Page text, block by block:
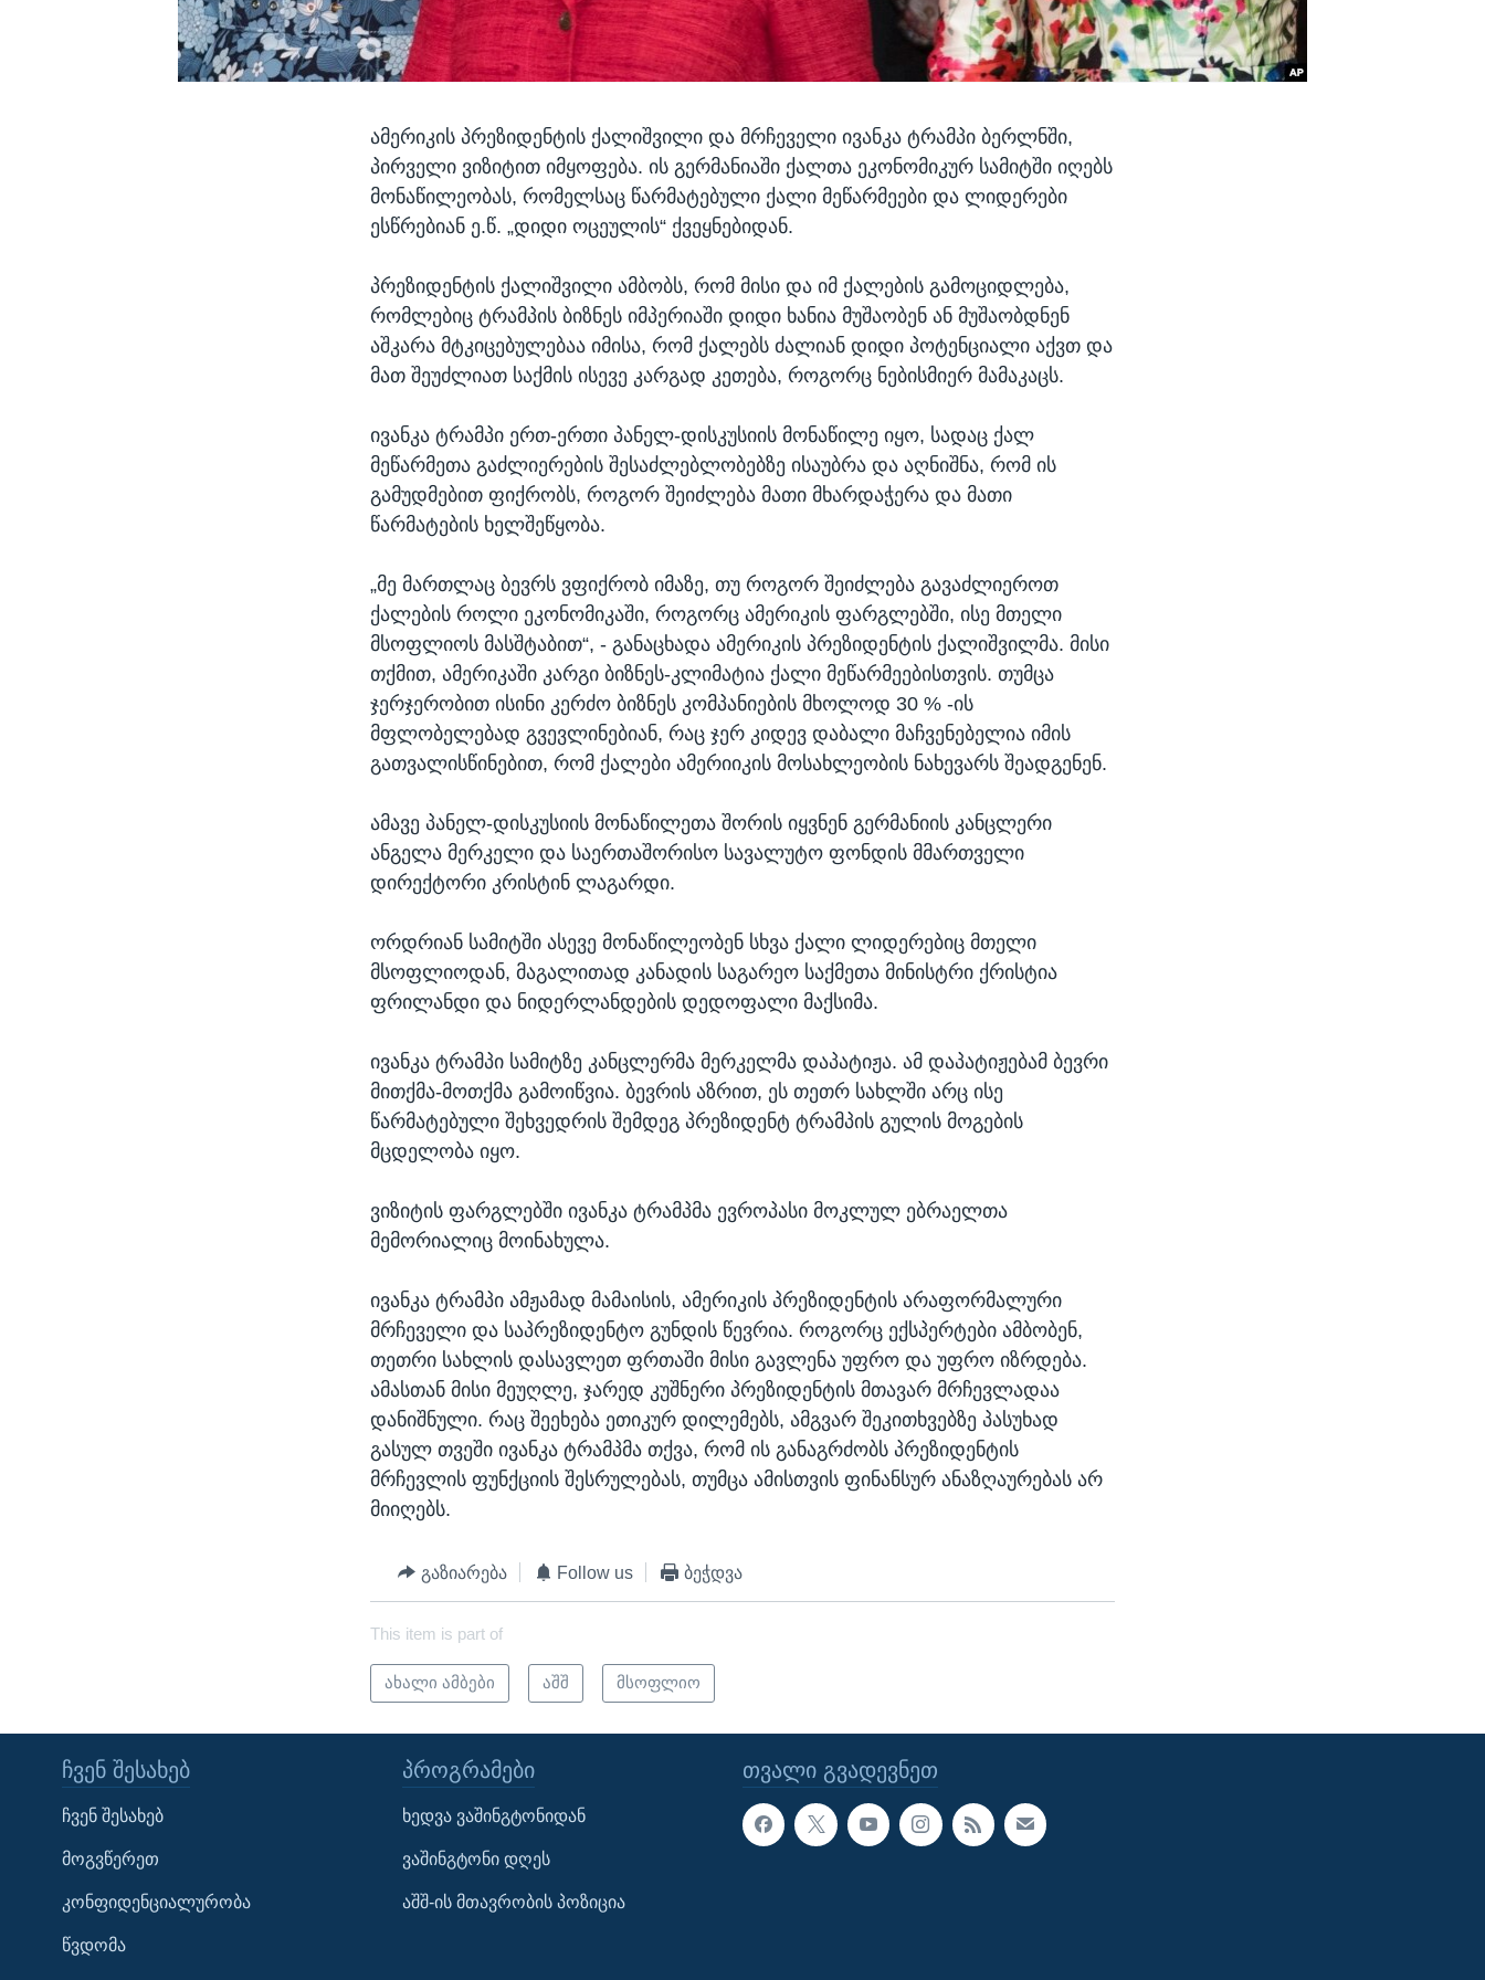
Learning English
ᲗᲕᲐᲚᲘ ᲒᲕᲐᲓᲔᲕᲜᲔᲗ
ენები
ამერიკის პრეზიდენტის ქალიშვილი და მრჩეველი ივანკა ტრამპი ბერლნში,
პირველი ვიზიტით იმყოფება. ის გერმანიაში ქალთა ეკონომიკურ სამიტში იღებს
მონაწილეობას, რომელსაც წარმატებული ქალი მეწარმეები და ლიდერები
ესწრებიან ე.წ. „დიდი ოცეულის“ ქვეყნებიდან.
პრეზიდენტის ქალიშვილი ამბობს, რომ მისი და იმ ქალების გამოციდლება,
რომლებიც ტრამპის ბიზნეს იმპერიაში დიდი ხანია მუშაობენ ან მუშაობდნენ
აშკარა მტკიცებულებაა იმისა, რომ ქალებს ძალიან დიდი პოტენციალი აქვთ და
მათ შეუძლიათ საქმის ისევე კარგად კეთება, როგორც ნებისმიერ მამაკაცს.
ივანკა ტრამპი ერთ-ერთი პანელ-დისკუსიის მონაწილე იყო, სადაც ქალ
მეწარმეთა გაძლიერების შესაძლებლობებზე ისაუბრა და აღნიშნა, რომ ის
გამუდმებით ფიქრობს, როგორ შეიძლება მათი მხარდაჭერა და მათი
წარმატების ხელშეწყობა.
„მე მართლაც ბევრს ვფიქრობ იმაზე, თუ როგორ შეიძლება გავაძლიეროთ
ქალების როლი ეკონომიკაში, როგორც ამერიკის ფარგლებში, ისე მთელი
მსოფლიოს მასშტაბით“, - განაცხადა ამერიკის პრეზიდენტის ქალიშვილმა. მისი
თქმით, ამერიკაში კარგი ბიზნეს-კლიმატია ქალი მეწარმეებისთვის. თუმცა
ჯერჯერობით ისინი კერძო ბიზნეს კომპანიების მხოლოდ 30 % -ის
მფლობელებად გვევლინებიან, რაც ჯერ კიდევ დაბალი მაჩვენებელია იმის
გათვალისწინებით, რომ ქალები ამერიიკის მოსახლეობის ნახევარს შეადგენენ.
ამავე პანელ-დისკუსიის მონაწილეთა შორის იყვნენ გერმანიის კანცლერი
ანგელა მერკელი და საერთაშორისო სავალუტო ფონდის მმართველი
დირექტორი კრისტინ ლაგარდი.
ორდრიან სამიტში ასევე მონაწილეობენ სხვა ქალი ლიდერებიც მთელი
მსოფლიოდან, მაგალითად კანადის საგარეო საქმეთა მინისტრი ქრისტია
ფრილანდი და ნიდერლანდების დედოფალი მაქსიმა.
ივანკა ტრამპი სამიტზე კანცლერმა მერკელმა დაპატიჟა. ამ დაპატიჟებამ ბევრი
მითქმა-მოთქმა გამოიწვია. ბევრის აზრით, ეს თეთრ სახლში არც ისე
წარმატებული შეხვედრის შემდეგ პრეზიდენტ ტრამპის გულის მოგების
მცდელობა იყო.
ვიზიტის ფარგლებში ივანკა ტრამპმა ევროპასი მოკლულ ებრაელთა
მემორიალიც მოინახულა.
ივანკა ტრამპი ამჟამად მამაისის, ამერიკის პრეზიდენტის არაფორმალური
მრჩეველი და საპრეზიდენტო გუნდის წევრია. როგორც ექსპერტები ამბობენ,
თეთრი სახლის დასავლეთ ფრთაში მისი გავლენა უფრო და უფრო იზრდება.
ამასთან მისი მეუღლე, ჯარედ კუშნერი პრეზიდენტის მთავარ მრჩევლადაა
დანიშნული. რაც შეეხება ეთიკურ დილემებს, ამგვარ შეკითხვებზე პასუხად
გასულ თვეში ივანკა ტრამპმა თქვა, რომ ის განაგრძობს პრეზიდენტის
მრჩევლის ფუნქციის შესრულებას, თუმცა ამისთვის ფინანსურ ანაზღაურებას არ
მიიღებს.
გაზიარება Follow us ბეჭდვა
This item is part of
ახალი ამბები აშშ მსოფლიო
ᲗᲕᲐᲚᲘ ᲒᲕᲐᲓᲔᲕᲜᲔᲗ
ᲩᲕᲔᲜ ᲨᲔᲡᲐᲮᲔᲑ
ჩვენ შესახებ
მოგვწერეთ
კონფიდენციალურობა
წვდომა
ᲞᲠᲝᲒᲠᲐᲛᲔᲑᲘ
ხედვა ვაშინგტონიდან
ვაშინგტონი დღეს
აშშ-ის მთავრობის პოზიცია